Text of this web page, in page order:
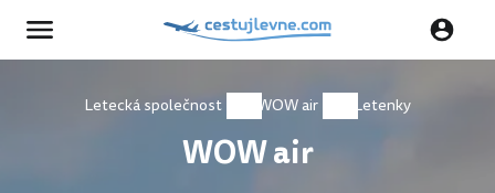
Letecká společnost WOW air Letenky
WOW air